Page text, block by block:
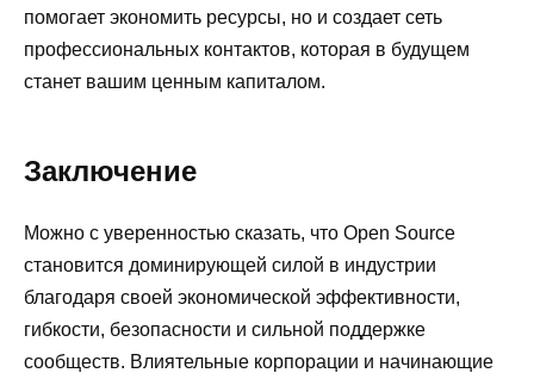
помогает экономить ресурсы, но и создает сеть
профессиональных контактов, которая в будущем
станет вашим ценным капиталом.
Заключение
Можно с уверенностью сказать, что Open Source
становится доминирующей силой в индустрии
благодаря своей экономической эффективности,
гибкости, безопасности и сильной поддержке
сообществ. Влиятельные корпорации и начинающие